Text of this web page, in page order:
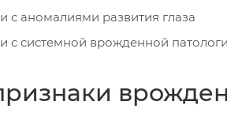
с аномалиями развития глаза
с системной врожденной